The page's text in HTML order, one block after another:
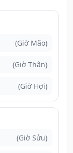
(Giờ Mão)
(Giờ Thân)
(Giờ Hợi)
(Giờ Sửu)